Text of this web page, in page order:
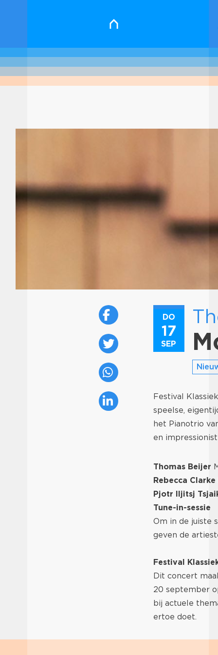
DO
17
SEP
Festival
speelse,
het Pianotrio
en
Thomas Beijer
Rebecca Clarke
Pjotr Iljitsj
Tune-in-sessie
Om in de juiste
geven de
Festival
Dit concert
20 september
bij actuele
ertoe doet.